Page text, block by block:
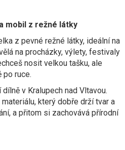
mobil z režné látky
z pevné režné látky, ideální na
na procházky, výlety, festivaly
nosit velkou tašku, ale
ruce.
v Kralupech nad Vltavou.
který dobře drží tvar a
a přitom si zachovává přírodní